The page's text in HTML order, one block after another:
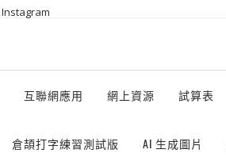
Instagram
互聯網應用 網上資源 試算表
倉頡打字練習測試版 AI 生成圖片